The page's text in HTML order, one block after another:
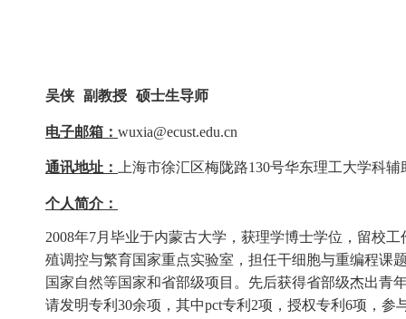
吴侠 副教授 硕士生导师
电子邮箱： wuxia@ecust.edu.cn
通讯地址： 上海市徐汇区梅陇路130号华东理工大学科辅
个人简介：
2008年7月毕业于内蒙古大学，获理学博士学位，留校工
殖调控与繁育国家重点实验室，担任干细胞与重编程课
国家自然等国家和省部级项目。先后获得省部级杰出青
请发明专利 30余项，其中pct专利 2项， 授权专利 6项， 参